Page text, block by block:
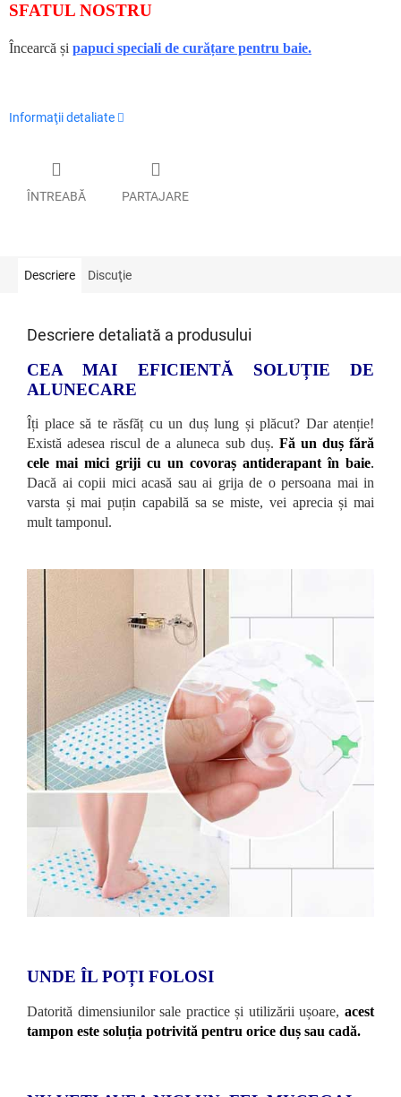
SFATUL NOSTRU
Încearcă și papuci speciali de curățare pentru baie.
Informaţii detaliate
ÎNTREABĂ PARTAJARE
Descriere Discuţie
Descriere detaliată a produsului
CEA MAI EFICIENTĂ SOLUȚIE DE
ALUNECARE
Îți place să te răsfăț cu un duș lung și plăcut? Dar atenție!
Există adesea riscul de a aluneca sub duș. Fă un duș fără
cele mai mici griji cu un covoraș antiderapant în baie.
Dacă ai copii mici acasă sau ai grija de o persoana mai in
varsta și mai puțin capabilă sa se miste, vei aprecia și mai
mult tamponul.
UNDE ÎL POȚI FOLOSI
Datorită dimensiunilor sale practice și utilizării ușoare, acest
tampon este soluția potrivită pentru orice duș sau cadă.